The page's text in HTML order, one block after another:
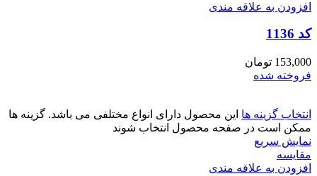
افزودن به علاقه مندی
کد 1136
153,000 تومان
فروخته شده
انتخاب گزینه ها این محصول دارای انواع مختلفی می باشد. گزینه ها
ممکن است در صفحه محصول انتخاب شوند
نمایش سریع
مقايسه
افزودن به علاقه مندی